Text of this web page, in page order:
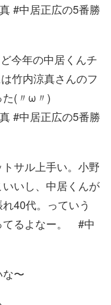
#中居正広の5番勝
今年の中居くんチ
竹内涼真さんのフ
た(〃ω〃)
#中居正広の5番勝
サル上手い。小野
いし、中居くんが
40代。っていう
てるよなー。 #中
〜